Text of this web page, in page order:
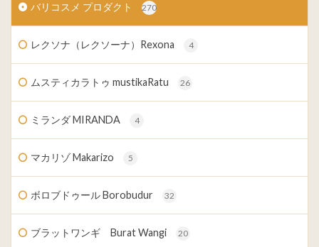
バリコスメ プロダクト 270
レクソナ（レクソーナ）Rexona 4
ムスティカラトゥ mustikaRatu 26
ミランダ MIRANDA 4
マカリゾ Makarizo 5
ボロブドゥール Borobudur 32
ブラットワンギ Burat Wangi 20